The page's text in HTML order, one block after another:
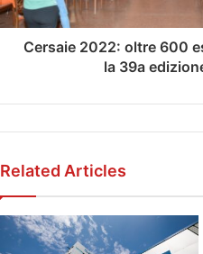
Cersaie 2022: oltre 600
la 39a
Related Articles